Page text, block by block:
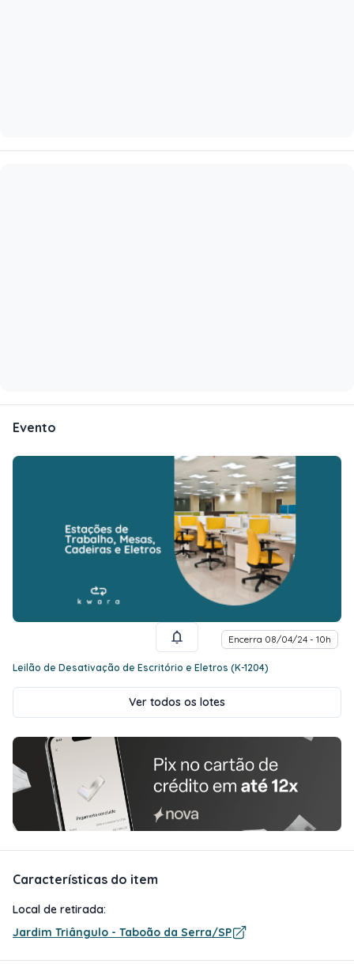
Evento
Encerra 08/04/24 - 10h
Leilão de Desativação de Escritório e Eletros (K-1204)
Ver todos os lotes
Características do item
Local de retirada:
Jardim Triângulo - Taboão da Serra/SP